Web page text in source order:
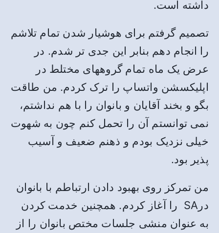
داشته است.
تصمیم گرفتم برای هوشیار شدن تمام تلاشم
را انجام دهم بنابر این جدی تر شدم. در
عرض یک ماه تمام گروههای مختلط در
اپلیکسشن واتساپ را ترک کردم. من طاقت
بگو و بخند آقایان و بانوان را با هم نداشتم،
نمی توانستم آن را تحمل کنم چون به شهوت
خیلی نزدیک بودم و ذهنم ضعیف و آسیب
پذیر بود.
من تمرکز روی بهبود دادن ارتباطم با بانوان
درSA را آغاز کردم. همچنین خدمت کردن
به عنوان منشی جلسات مختص بانوان را از